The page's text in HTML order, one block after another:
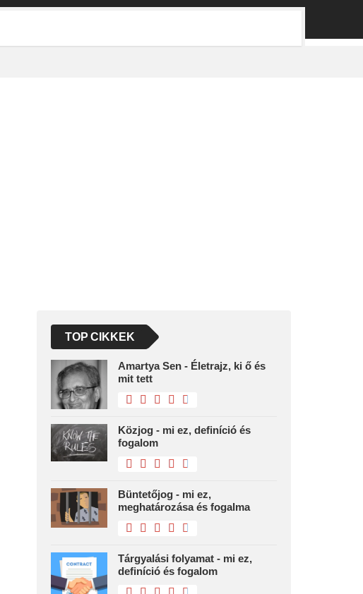
TOP CIKKEK
Amartya Sen - Életrajz, ki ő és
mit tett
Közjog - mi ez, definíció és
fogalom
Büntetőjog - mi ez,
meghatározása és fogalma
Tárgyalási folyamat - mi ez,
definíció és fogalom